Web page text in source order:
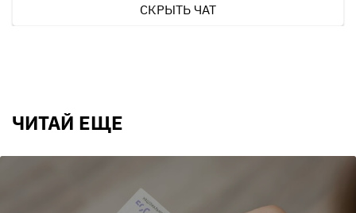
СКРЫТЬ ЧАТ
ЧИТАЙ ЕЩЕ